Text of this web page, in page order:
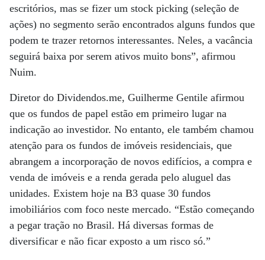
escritórios, mas se fizer um stock picking (seleção de
ações) no segmento serão encontrados alguns fundos que
podem te trazer retornos interessantes. Neles, a vacância
seguirá baixa por serem ativos muito bons”, afirmou
Nuim.
Diretor do Dividendos.me, Guilherme Gentile afirmou
que os fundos de papel estão em primeiro lugar na
indicação ao investidor. No entanto, ele também chamou
atenção para os fundos de imóveis residenciais, que
abrangem a incorporação de novos edifícios, a compra e
venda de imóveis e a renda gerada pelo aluguel das
unidades. Existem hoje na B3 quase 30 fundos
imobiliários com foco neste mercado. “Estão começando
a pegar tração no Brasil. Há diversas formas de
diversificar e não ficar exposto a um risco só.”